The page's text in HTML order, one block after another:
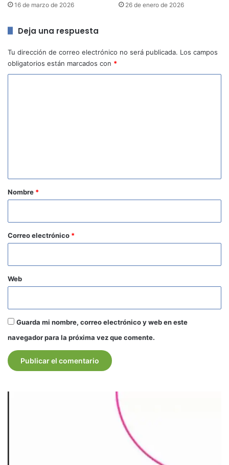
16 de marzo de 2026 26 de enero de 2026
Deja una respuesta
Tu dirección de correo electrónico no será publicada. Los campos
obligatorios están marcados con *
r
*
Nombre *
Correo electrónico *
Web
Guarda mi nombre, correo electrónico y web en este
navegador para la próxima vez que comente.